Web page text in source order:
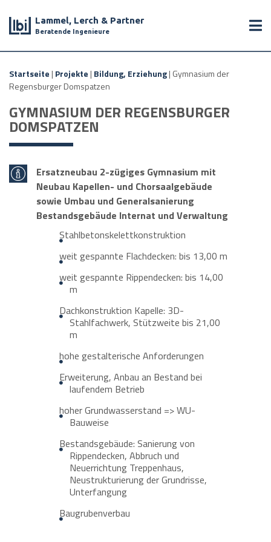
Lammel, Lerch & Partner
Beratende Ingenieure
Startseite | Projekte | Bildung, Erziehung| Gymnasium der
Regensburger Domspatzen
GYMNASIUM DER REGENSBURGER
DOMSPATZEN
Ersatzneubau 2-zügiges Gymnasium mit
Neubau Kapellen- und Chorsaalgebäude
sowie Umbau und Generalsanierung
Bestandsgebäude Internat und Verwaltung
Stahlbetonskelettkonstruktion
weit gespannte Flachdecken: bis 13,00 m
weit gespannte Rippendecken: bis 14,00
m
Dachkonstruktion Kapelle: 3D-
Stahlfachwerk, Stützweite bis 21,00
m
hohe gestalterische Anforderungen
Erweiterung, Anbau an Bestand bei
laufendem Betrieb
hoher Grundwasserstand => WU-
Bauweise
Bestandsgebäude: Sanierung von
Rippendecken, Abbruch und
Neuerrichtung Treppenhaus,
Neustrukturierung der Grundrisse,
Unterfangung
Baugrubenverbau